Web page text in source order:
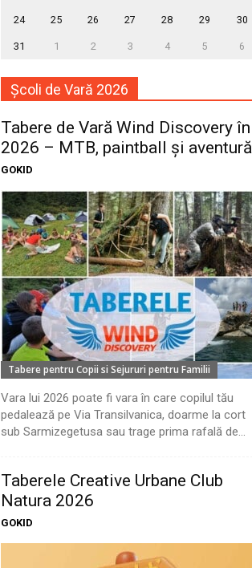
24 25 26 27 28 29 30
31 1 2 3 4 5 6
Școli de Vară 2026
Tabere de Vară Wind Discovery în
2026 – MTB, paintball și aventură
GOKID
Tabere pentru Copii si Sejururi pentru Familii
Vara lui 2026 poate fi vara în care copilul tău
pedalează pe Via Transilvanica, doarme la cort
sub Sarmizegetusa sau trage prima rafală de...
Taberele Creative Urbane Club
Natura 2026
GOKID